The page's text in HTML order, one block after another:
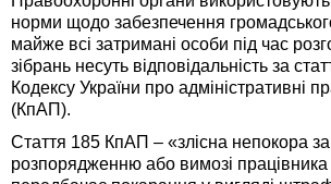
норми щодо забезпечення
майже всі затримані особи під час
зібрань несуть відповідальність за
Кодексу України про адміністративні
(КпАП).
Стаття 185 КпАП – «злісна непокора
розпорядженню або вимозі працівника